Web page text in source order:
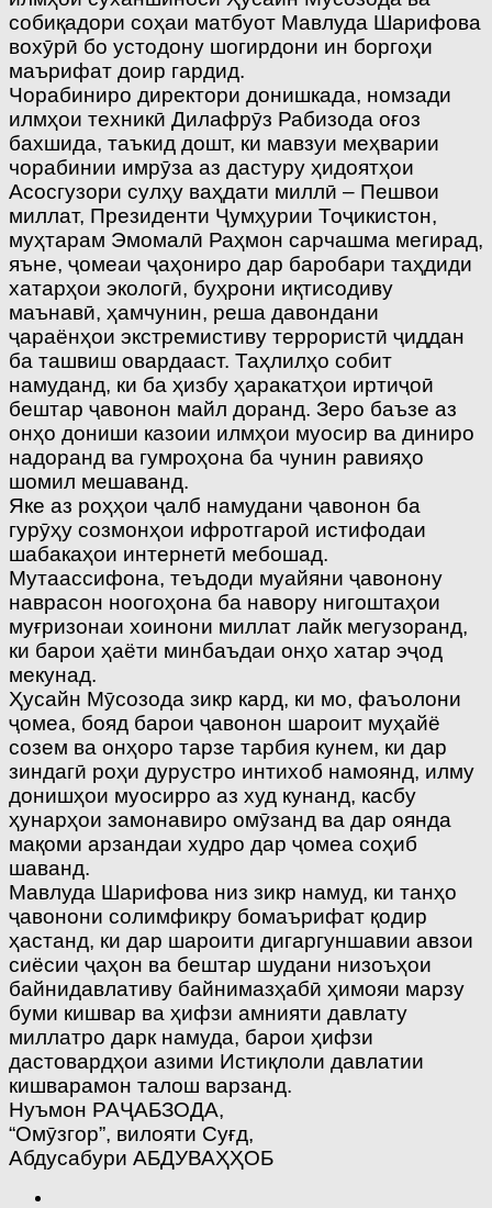
собиқадори соҳаи матбуот Мавлуда Шарифова
вохӯрӣ бо устодону шогирдони ин боргоҳи
маърифат доир гардид.
Чорабиниро директори донишкада, номзади
илмҳои техникӣ Дилафрӯз Рабизода оғоз
бахшида, таъкид дошт, ки мавзуи меҳварии
чорабинии имрӯза аз дастуру ҳидоятҳои
Асосгузори сулҳу ваҳдати миллӣ – Пешвои
миллат, Президенти Ҷумҳурии Тоҷикистон,
муҳтарам Эмомалӣ Раҳмон сарчашма мегирад,
яъне, ҷомеаи ҷаҳониро дар баробари таҳдиди
хатарҳои экологӣ, буҳрони иқтисодиву
маънавӣ, ҳамчунин, реша давондани
ҷараёнҳои экстремистиву террористӣ ҷиддан
ба ташвиш овардааст. Таҳлилҳо собит
намуданд, ки ба ҳизбу ҳаракатҳои иртиҷоӣ
бештар ҷавонон майл доранд. Зеро баъзе аз
онҳо дониши казоии илмҳои муосир ва диниро
надоранд ва гумроҳона ба чунин равияҳо
шомил мешаванд.
Яке аз роҳҳои ҷалб намудани ҷавонон ба
гурӯҳу созмонҳои ифротгароӣ истифодаи
шабакаҳои интернетӣ мебошад.
Мутаассифона, теъдоди муайяни ҷавонону
наврасон ноогоҳона ба навору нигоштаҳои
муғризонаи хоинони миллат лайк мегузоранд,
ки барои ҳаёти минбаъдаи онҳо хатар эҷод
мекунад.
Ҳусайн Мӯсозода зикр кард, ки мо, фаъолони
ҷомеа, бояд барои ҷавонон шароит муҳайё
созем ва онҳоро тарзе тарбия кунем, ки дар
зиндагӣ роҳи дурустро интихоб намоянд, илму
донишҳои муосирро аз худ кунанд, касбу
ҳунарҳои замонавиро омӯзанд ва дар оянда
мақоми арзандаи худро дар ҷомеа соҳиб
шаванд.
Мавлуда Шарифова низ зикр намуд, ки танҳо
ҷавонони солимфикру бомаърифат қодир
ҳастанд, ки дар шароити дигаргуншавии авзои
сиёсии ҷаҳон ва бештар шудани низоъҳои
байнидавлативу байнимазҳабӣ ҳимояи марзу
буми кишвар ва ҳифзи амнияти давлату
миллатро дарк намуда, барои ҳифзи
дастовардҳои азими Истиқлоли давлатии
кишварамон талош варзанд.
Нуъмон РАҶАБЗОДА,
“Омӯзгор”, вилояти Суғд,
Абдусабури АБДУВАҲҲОБ